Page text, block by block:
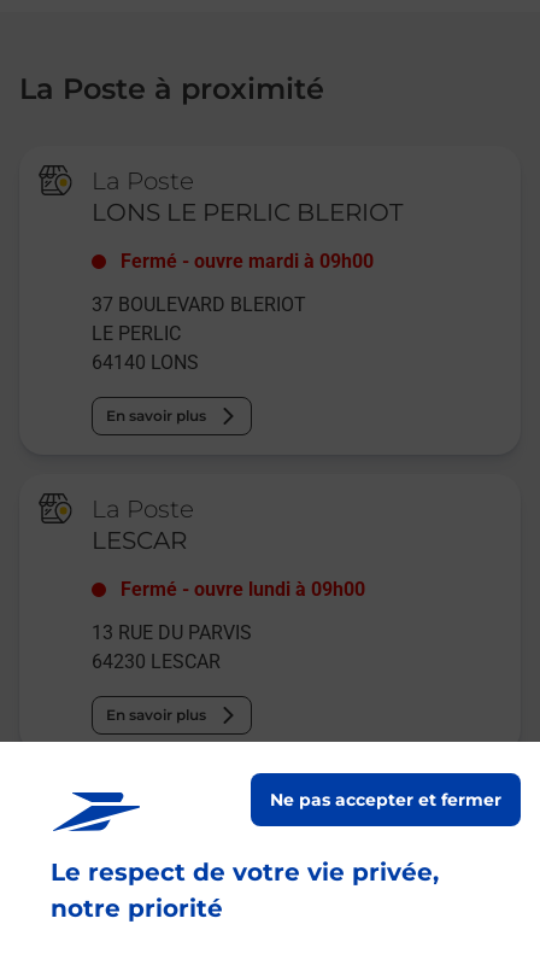
Le respect de votre vie privée,
notre priorité
Ne pas accepter et fermer
La Poste à proximité
La Poste
LONS LE PERLIC BLERIOT
Fermé -ouvre mardi à 09h00
37 BOULEVARD BLERIOT
LE PERLIC
64140 LONS
En savoir plus
La Poste
LESCAR
Fermé -ouvre lundi à 09h00
13 RUE DU PARVIS
64230 LESCAR
En savoir plus
Malin !
La Poste
en ligne